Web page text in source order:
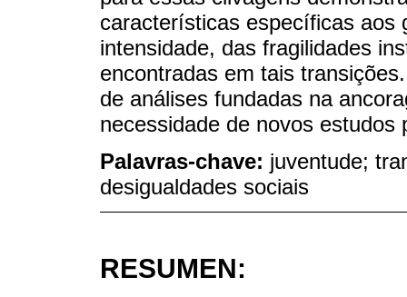
características específicas aos
intensidade, das fragilidades
encontradas em tais
de análises fundadas na
necessidade de novos
Palavras-chave: juventude;
desigualdades sociais
RESUMEN: